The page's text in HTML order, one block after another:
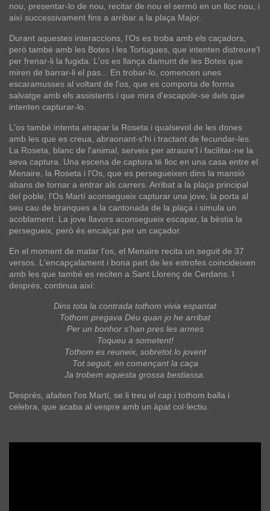
nou, presentar-lo de nou, recitar de nou el sermó en un lloc nou, i
així successivament fins a arribar a la plaça Major.
Durant aquestes interaccions, l'Os es troba amb els caçadors,
però també amb les Botes i les Tortugues, que intenten distreure'l
per frenar-li la fugida. L'os es llança damunt de les Botes que
miren de barrar-li el pas... En trobar-lo, comencen unes
escaramusses al voltant de l'os, que es comporta de forma
salvatge amb els assistents i que mira d'escapolir-se dels que
intenten capturar-lo.
L'os també intenta atrapar la Roseta i qualsevol de les dones
amb les que es creua, abraonant-s'hi i tractant de fecundar-les.
La Roseta, blanc de l'animal, serveix per atraure'l i facilitar-ne la
seva captura. Una escena de captura té lloc en una casa entre el
Menaire, la Roseta i l'Os, que es persegueixen dins la mansió
abans de tornar a entrar als carrers. Arribat a la plaça principal
del poble, l'Os Martí aconsegueix capturar una jove, la porta al
seu cau de branques a la cantonada de la plaça i simula un
acoblament. La jove llavors aconsegueix escapar, la bèstia la
persegueix, però és encalçat per un caçador.
En el moment de matar l'os, el Menaire recita un seguit de 37
versos. L'encapçalament i bona part de les estrofes coincideixen
amb les que també es reciten a Sant Llorenç de Cerdans. I
després, continua així:
Dins tota la contrada tothom vivia espantat
Tothom pregava Déu quan jo he arribat
Per un bonhor s'han pres les armes
Toqueu a sometent!
Tothom es reuneix, sobretot lo jovent
Tot seguit, en començant la caça
Ja trobem aquesta grossa bestiassa.
Després, afaiten l'os Martí, se li treu el cap i tothom balla i
celebra, que acaba al vespre amb un àpat col·lectiu.